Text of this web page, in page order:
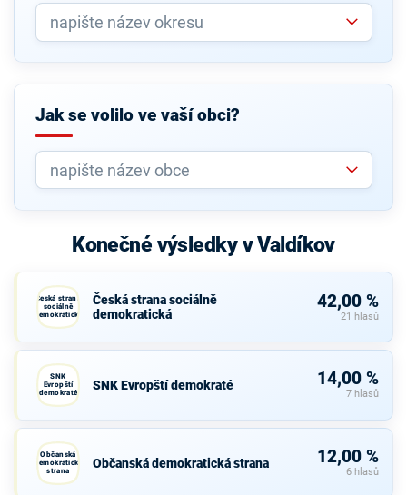
Jak se volilo ve vaší obci?
Konečné výsledky v Valdíkov
Česká strana
sociálně
demokratická
Česká strana sociálně
demokratická
42,00 %
21 hlasů
SNK
Evropští
demokraté
SNK Evropští demokraté 14,00 %
7 hlasů
Občanská
demokratická
strana
Občanská demokratická strana 12,00 %
6 hlasů